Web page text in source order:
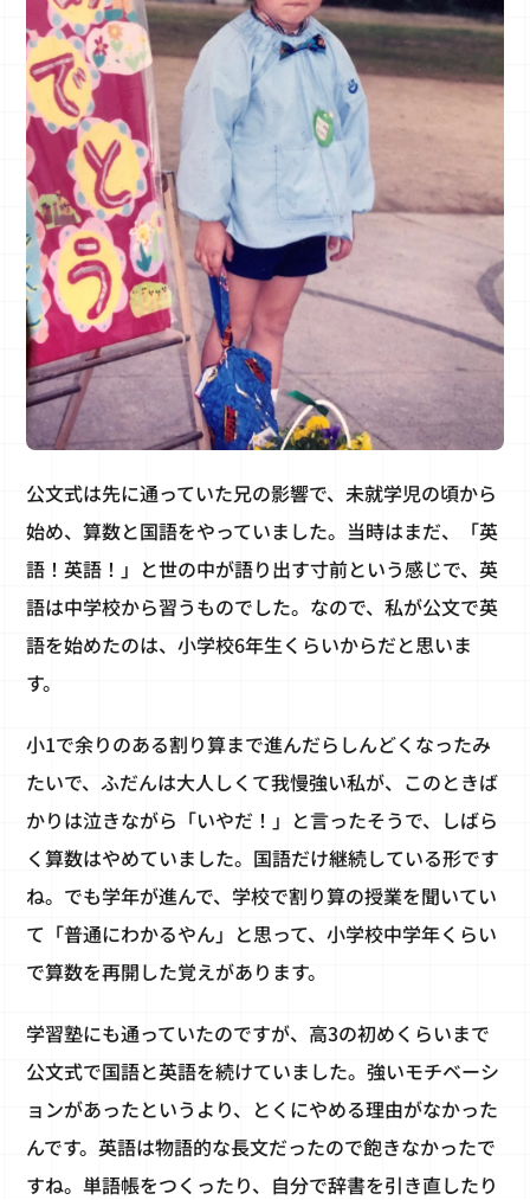
公文式は先に通っていた兄の影響で、未就学児の頃から
始め、算数と国語をやっていました。当時はまだ、「英
語！英語！」と世の中が語り出す寸前という感じで、英
語は中学校から習うものでした。なので、私が公文で英
語を始めたのは、小学校6年生くらいからだと思いま
す。
小1で余りのある割り算まで進んだらしんどくなったみ
たいで、ふだんは大人しくて我慢強い私が、このときば
かりは泣きながら「いやだ！」と言ったそうで、しばら
く算数はやめていました。国語だけ継続している形です
ね。でも学年が進んで、学校で割り算の授業を聞いてい
て「普通にわかるやん」と思って、小学校中学年くらい
で算数を再開した覚えがあります。
学習塾にも通っていたのですが、高3の初めくらいまで
公文式で国語と英語を続けていました。強いモチベーシ
ョンがあったというより、とくにやめる理由がなかった
んです。英語は物語的な長文だったので飽きなかったで
すね。単語帳をつくったり、自分で辞書を引き直したり